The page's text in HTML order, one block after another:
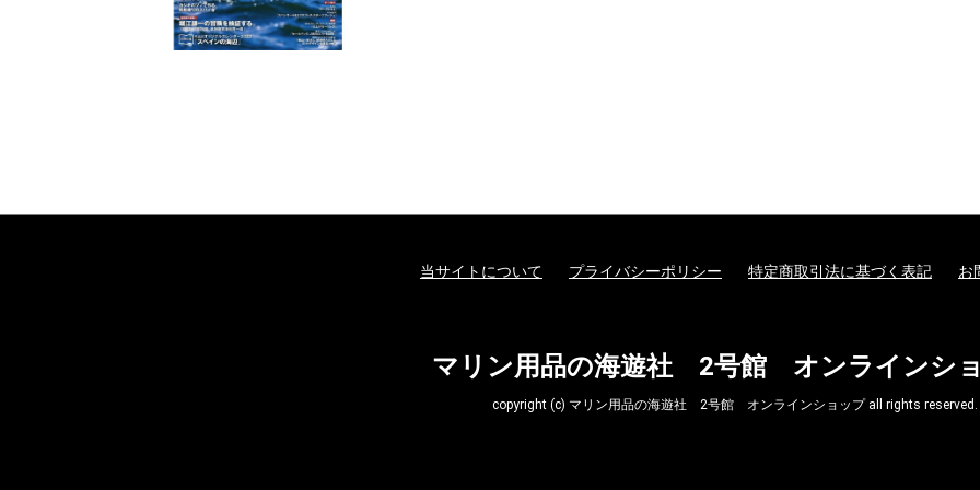
当サイトについて プライバシーポリシー 特定商取引法に基づく表記 お
マリン用品の海遊社 2号館 オンラインシ
copyright (c) マリン用品の海遊社 2号館 オンラインショップ all rights reserved.